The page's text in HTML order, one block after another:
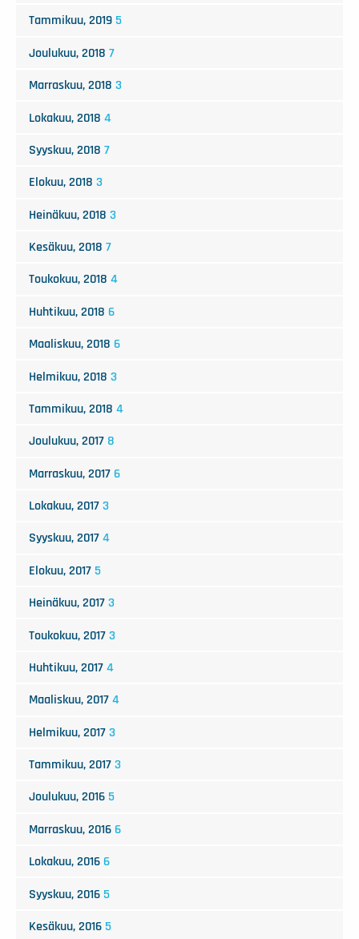
Tammikuu, 2019 5
Joulukuu, 2018 7
Marraskuu, 2018 3
Lokakuu, 2018 4
Syyskuu, 2018 7
Elokuu, 2018 3
Heinäkuu, 2018 3
Kesäkuu, 2018 7
Toukokuu, 2018 4
Huhtikuu, 2018 6
Maaliskuu, 2018 6
Helmikuu, 2018 3
Tammikuu, 2018 4
Joulukuu, 2017 8
Marraskuu, 2017 6
Lokakuu, 2017 3
Syyskuu, 2017 4
Elokuu, 2017 5
Heinäkuu, 2017 3
Toukokuu, 2017 3
Huhtikuu, 2017 4
Maaliskuu, 2017 4
Helmikuu, 2017 3
Tammikuu, 2017 3
Joulukuu, 2016 5
Marraskuu, 2016 6
Lokakuu, 2016 6
Syyskuu, 2016 5
Kesäkuu, 2016 5